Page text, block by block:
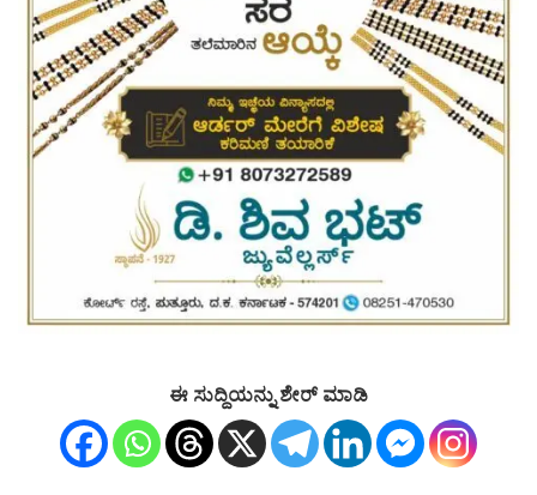
ಈ ಸುದ್ದಿಯನ್ನು ಶೇರ್ ಮಾಡಿ